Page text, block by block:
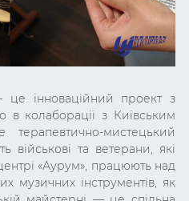
це інноваційний проект з
в колаборації з Київським
мистецький
військові та ветерани, які
«Аурум», працюють над
музичних інструментів, як